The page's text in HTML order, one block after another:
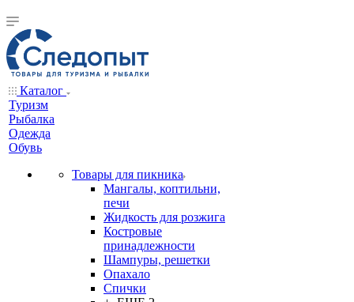
Каталог
Туризм
Рыбалка
Одежда
Обувь
Товары для пикника
Мангалы, коптильни,
печи
Жидкость для розжига
Костровые
принадлежности
Шампуры, решетки
Опахало
Спички